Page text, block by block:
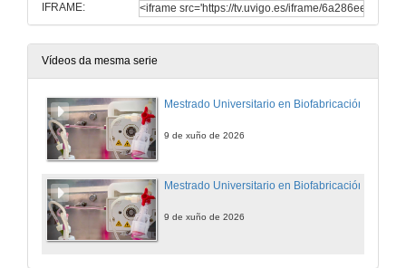
IFRAME:
Vídeos da mesma serie
Mestrado Universitario en Biofabricación
9 de xuño de 2026
Mestrado Universitario en Biofabricación
9 de xuño de 2026